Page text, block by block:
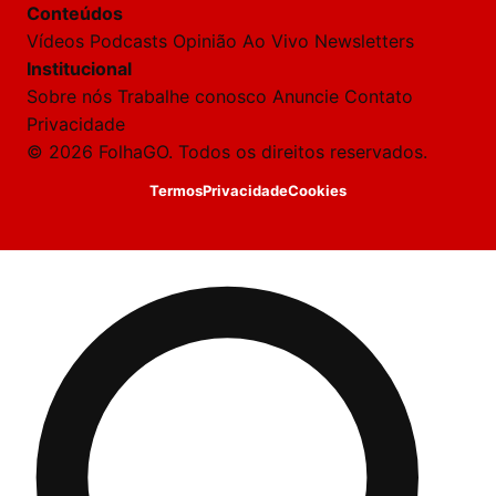
você
Laura
Oi!
👋
Boa
jornalista
Yasmin
Karoline
acabou
de
cobrir
Conteúdos
Vídeos Podcasts Opinião Ao Vivo Newsletters
Institucional
Sobre nós Trabalhe conosco Anuncie Contato
Privacidade
© 2026 FolhaGO. Todos os direitos reservados.
TermosPrivacidadeCookies